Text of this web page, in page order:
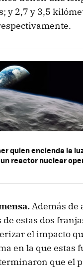
y 2,7 y 3,5
quien encienda la
reactor nuclear
Además de
estas dos
el impacto
en la que estas
que el